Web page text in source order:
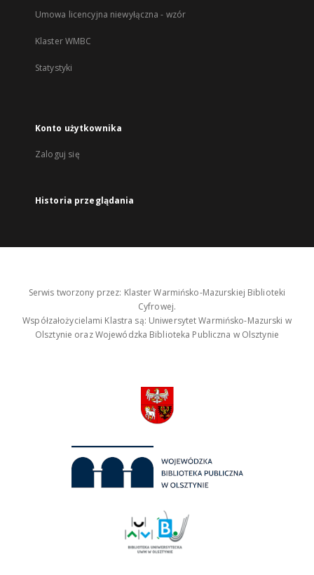
Umowa licencyjna niewyłączna - wzór
Klaster WMBC
Statystyki
Konto użytkownika
Zaloguj się
Historia przeglądania
Serwis tworzony przez: Klaster Warmińsko-Mazurskiej Biblioteki
Cyfrowej.
Współzałożycielami Klastra są: Uniwersytet Warmińsko-Mazurski w
Olsztynie oraz Wojewódzka Biblioteka Publiczna w Olsztynie